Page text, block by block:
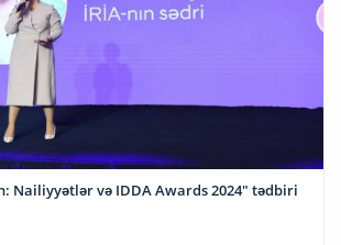
Nailiyyətlər və IDDA Awards 2024" tədbiri